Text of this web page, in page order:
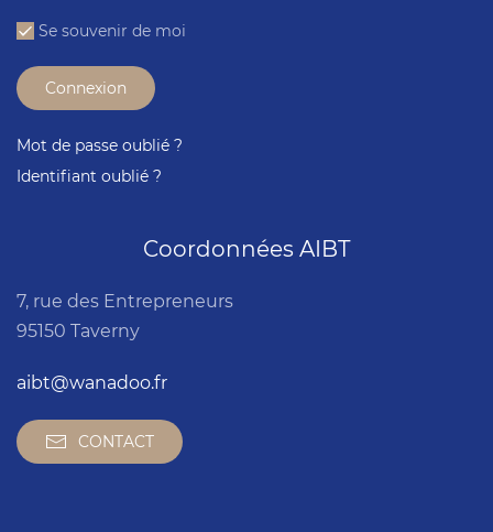
Se souvenir de moi
Connexion
Mot de passe oublié ?
Identifiant oublié ?
Coordonnées AIBT
7, rue des Entrepreneurs
95150 Taverny
aibt@wanadoo.fr
CONTACT